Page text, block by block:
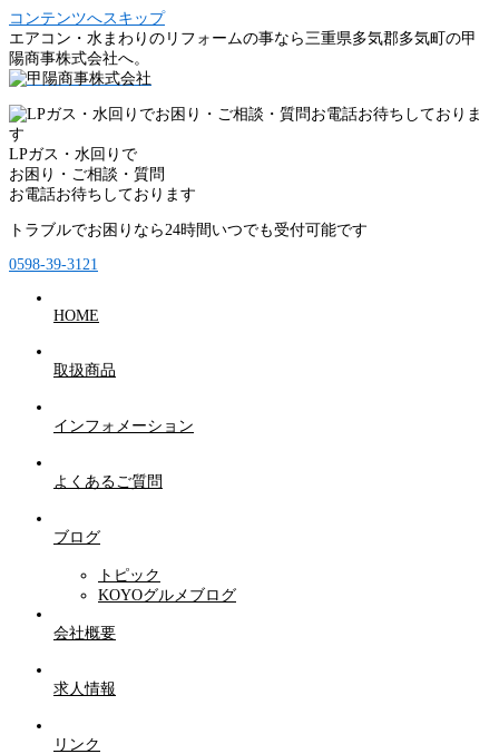
コンテンツへスキップ
エアコン・水まわりのリフォームの事なら三重県多気郡多気町の甲
陽商事株式会社へ。
LPガス・水回りで
お困り・ご相談・質問
お電話お待ちしております
トラブルでお困りなら24時間いつでも受付可能です
0598-39-3121
HOME
取扱商品
インフォメーション
よくあるご質問
ブログ
トピック
KOYOグルメブログ
会社概要
求人情報
リンク